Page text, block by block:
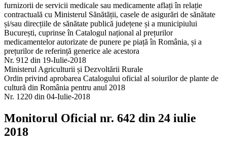
furnizorii de servicii medicale sau medicamente aflați în relație
contractuală cu Ministerul Sănătății, casele de asigurări de sănătate
și/sau direcțiile de sănătate publică județene și a municipiului
București, cuprinse în Catalogul național al prețurilor
medicamentelor autorizate de punere pe piață în România, și a
prețurilor de referință generice ale acestora
Nr. 912 din 19-Iulie-2018
Ministerul Agriculturii și Dezvoltării Rurale
Ordin privind aprobarea Catalogului oficial al soiurilor de plante de
cultură din România pentru anul 2018
Nr. 1220 din 04-Iulie-2018
Monitorul Oficial nr. 642 din 24 iulie
2018